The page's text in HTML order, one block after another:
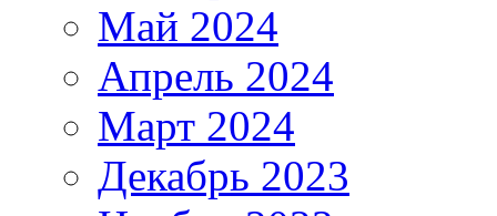
Май 2024
Апрель 2024
Март 2024
Декабрь 2023